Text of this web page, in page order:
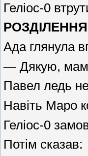
Геліос-0
Ада глянула
— Дякую,
Павел ледь
Навіть Маро
Геліос-0
Потім сказав: